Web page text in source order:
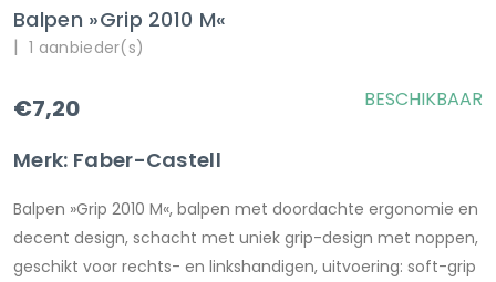
Balpen »Grip 2010 M«
| 1 aanbieder(s)
€7,20
Merk: Faber-Castell
BESCHIKBAAR
Balpen »Grip 2010 M«, balpen met doordachte ergonomie en
decent design, schacht met uniek grip-design met noppen,
geschikt voor rechts- en linkshandigen, uitvoering: soft-grip